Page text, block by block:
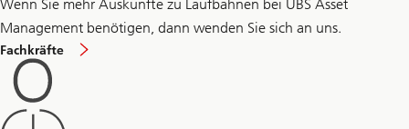
b
i
Wenn Sie mehr Auskünfte zu Laufbahnen bei UBS Asset
Management benötigen, dann wenden Sie sich an uns.
Fachkräfte